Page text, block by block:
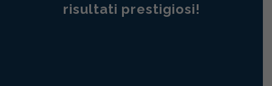
risultati prestigiosi!